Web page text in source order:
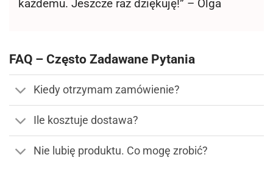
każdemu. Jeszcze raz dziękuję!” – Olga
FAQ – Często Zadawane Pytania
Kiedy otrzymam zamówienie?
Ile kosztuje dostawa?
Nie lubię produktu. Co mogę zrobić?